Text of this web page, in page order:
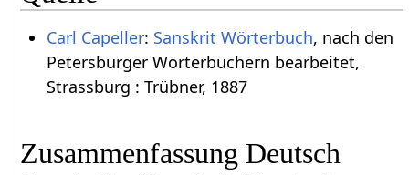
Carl Capeller: Sanskrit Wörterbuch, nach den
Petersburger Wörterbüchern bearbeitet,
Strassburg : Trübner, 1887
Zusammenfassung Deutsch